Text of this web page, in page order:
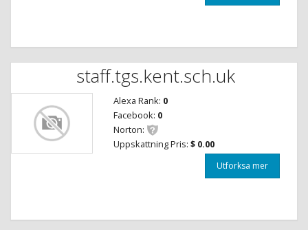
staff.tgs.kent.sch.uk
Alexa Rank: 0
Facebook: 0
Norton:
Uppskattning Pris: $ 0.00
Utforksa mer